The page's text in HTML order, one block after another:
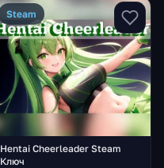
Steam
Hentai Cheerleader Steam
Ключ